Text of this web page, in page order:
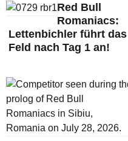
Red Bull
Romaniacs:
Lettenbichler führt das
Feld nach Tag 1 an!